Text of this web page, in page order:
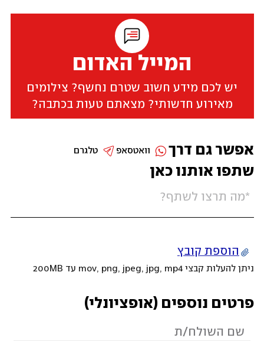
המייל האדום
יש לכם מידע חשוב שטרם נחשף? צילומים
מאירוע חדשותי? מצאתם טעות בכתבה?
שתפו אותנו כאן
הוספת קובץ
ניתן להעלות קבצי mov, png, jpeg, jpg, mp4 עד 200MB
פרטים נוספים (אופציונלי)
אפשר גם דרך טלגרם וואטסאפ